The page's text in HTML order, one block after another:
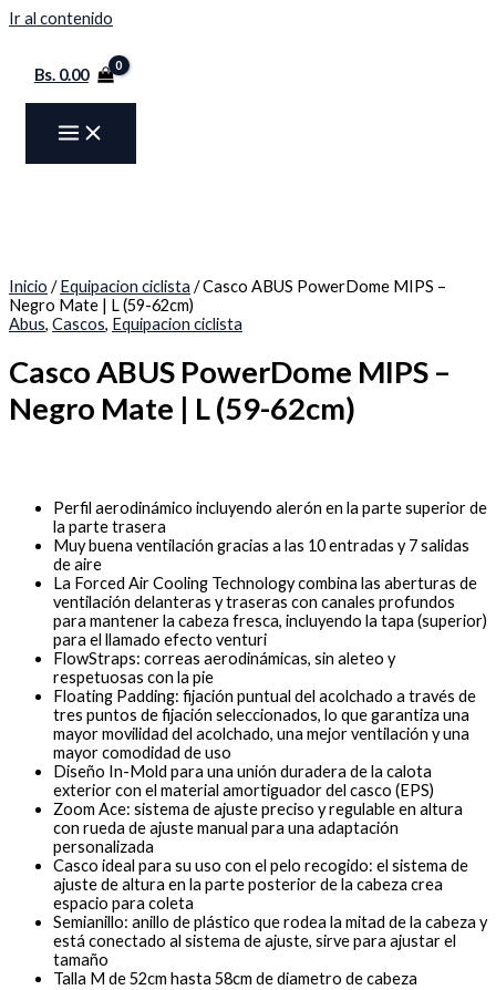
Ir al contenido
Bs.0.00
Inicio /Equipacion ciclista / Casco ABUS PowerDome MIPS –
Negro Mate | L (59-62cm)
Abus, Cascos, Equipacion ciclista
Casco ABUS PowerDome MIPS –
Negro Mate | L (59-62cm)
Perfil aerodinámico incluyendo alerón en la parte superior de
la parte trasera
Muy buena ventilación gracias a las 10 entradas y 7 salidas
de aire
La Forced Air Cooling Technology combina las aberturas de
ventilación delanteras y traseras con canales profundos
para mantener la cabeza fresca, incluyendo la tapa (superior)
para el llamado efecto venturi
FlowStraps: correas aerodinámicas, sin aleteo y
respetuosas con la pie
Floating Padding: fijación puntual del acolchado a través de
tres puntos de fijación seleccionados, lo que garantiza una
mayor movilidad del acolchado, una mejor ventilación y una
mayor comodidad de uso
Diseño In-Mold para una unión duradera de la calota
exterior con el material amortiguador del casco (EPS)
Zoom Ace: sistema de ajuste preciso y regulable en altura
con rueda de ajuste manual para una adaptación
personalizada
Casco ideal para su uso con el pelo recogido: el sistema de
ajuste de altura en la parte posterior de la cabeza crea
espacio para coleta
Semianillo: anillo de plástico que rodea la mitad de la cabeza y
está conectado al sistema de ajuste, sirve para ajustar el
tamaño
Talla M de 52cm hasta 58cm de diametro de cabeza